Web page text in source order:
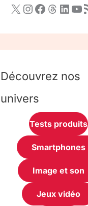
Découvrez nos
univers
Tests produits
Smartphones
Image et son
Jeux vidéo